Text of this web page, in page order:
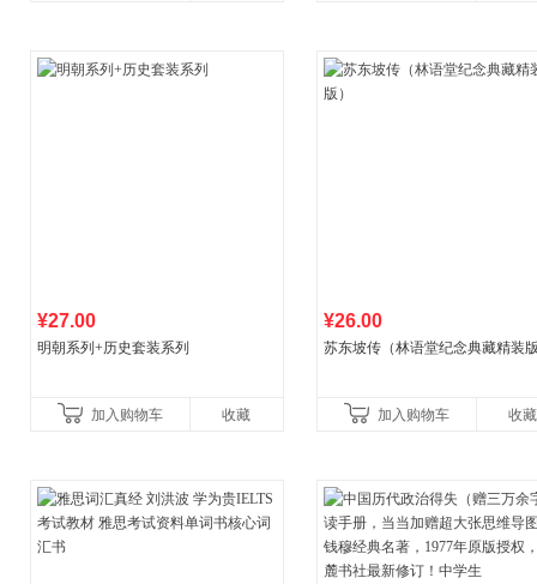
¥27.00
明朝系列+历史套装系列
加入购物车 收藏
¥26.00
苏东坡传（林语堂纪念典藏精装
加入购物车 收藏